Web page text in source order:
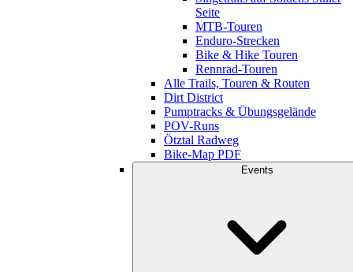
Seite
MTB-Touren
Enduro-Strecken
Bike & Hike Touren
Rennrad-Touren
Alle Trails, Touren & Routen
Dirt District
Pumptracks & Übungsgelände
POV-Runs
Ötztal Radweg
Bike-Map PDF
Events